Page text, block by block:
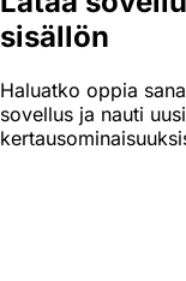
sisällön
Haluatko oppia
sovellus ja nauti